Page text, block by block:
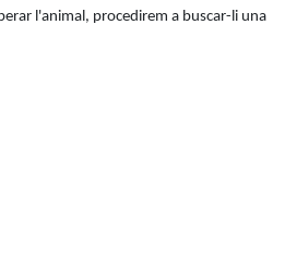
l'animal, procedirem a buscar-li una